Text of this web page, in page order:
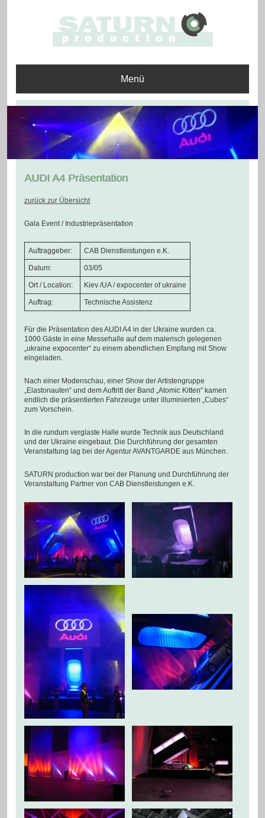
Menü
AUDI A4 Präsentation
zurück zur Übersicht
Gala Event / Industriepräsentation
Auftraggeber: CAB Dienstleistungen e.K.
Datum: 03/05
Ort / Location: Kiev /UA / expocenter of ukraine
Auftrag: Technische Assistenz
Für die Präsentation des AUDI A4 in der Ukraine wurden ca.
1000 Gäste in eine Messehalle auf dem malerisch gelegenen
„ukraine expocenter“ zu einem abendlichen Empfang mit Show
eingeladen.
Nach einer Modenschau, einer Show der Artistengruppe
„Elastonauten“ und dem Auftritt der Band „Atomic Kitten“ kamen
endlich die präsentierten Fahrzeuge unter illuminierten „Cubes“
zum Vorschein.
In die rundum verglaste Halle wurde Technik aus Deutschland
und der Ukraine eingebaut. Die Durchführung der gesamten
Veranstaltung lag bei der Agentur AVANTGARDE aus München.
SATURN production war bei der Planung und Durchführung der
Veranstaltung Partner von CAB Dienstleistungen e.K.